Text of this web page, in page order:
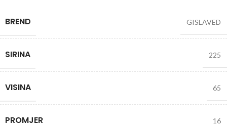
BREND GISLAVED
SIRINA 225
VISINA 65
PROMJER 16